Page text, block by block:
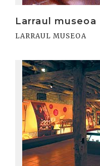
Larraul museoa
LARRAUL MUSEOA
Irakurri